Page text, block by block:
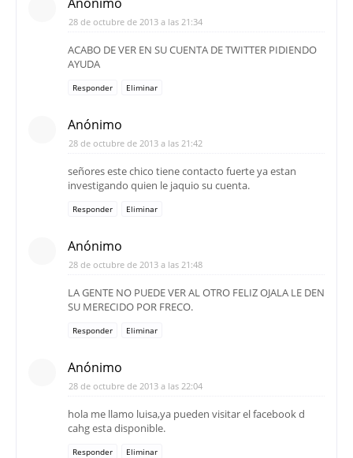
28 de octubre de 2013 a las 21:34
ACABO DE VER EN SU CUENTA DE TWITTER PIDIENDO
AYUDA
Responder Eliminar
Anónimo
28 de octubre de 2013 a las 21:42
señores este chico tiene contacto fuerte ya estan
investigando quien le jaquio su cuenta.
Responder Eliminar
Anónimo
28 de octubre de 2013 a las 21:48
LA GENTE NO PUEDE VER AL OTRO FELIZ OJALA LE DEN
SU MERECIDO POR FRECO.
Responder Eliminar
Anónimo
28 de octubre de 2013 a las 22:04
hola me llamo luisa,ya pueden visitar el facebook d
cahg esta disponible.
Responder Eliminar